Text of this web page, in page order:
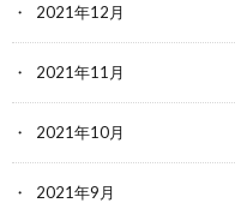
2021年12月
2021年11月
2021年10月
2021年9月